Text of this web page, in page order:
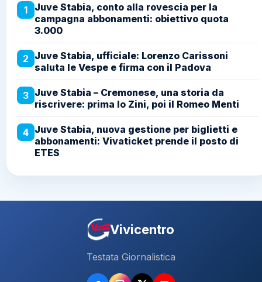
1
Juve Stabia, conto alla rovescia per la
campagna abbonamenti: obiettivo quota
3.000
2 Juve Stabia, ufficiale: Lorenzo Carissoni
saluta le Vespe e firma con il Padova
3 Juve Stabia – Cremonese, una storia da
riscrivere: prima lo Zini, poi il Romeo Menti
4 Juve Stabia, nuova gestione per biglietti e
abbonamenti: Vivaticket prende il posto di
ETES
Vivicentro
Testata Giornalistica